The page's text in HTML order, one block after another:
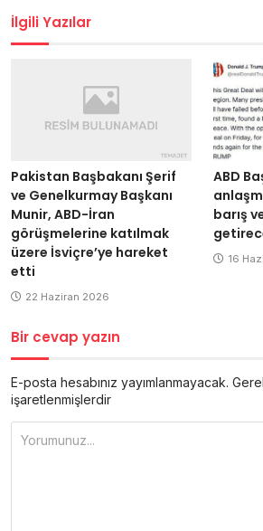
İlgili Yazılar
Pakistan Başbakanı Şerif
ve Genelkurmay Başkanı
Munir, ABD-İran
görüşmelerine katılmak
üzere İsviçre’ye hareket
etti
22 Haziran 2026
ABD
barış
16
Bir cevap yazın
E-posta hesabınız yayımlanmayacak.
işaretlenmişlerdir